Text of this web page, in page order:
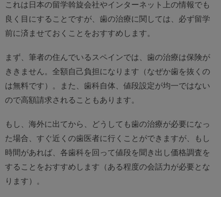
これは日本の留学斡旋会社やインターネット上の情報でも
良く目にすることですが、歯の治療に関しては、必ず留学
前に済ませておくことをおすすめします。
まず、筆者の住んでいるスペインでは、歯の治療は保険が
ききません。全額自己負担になります（なぜか歯を抜くの
は無料です）。また、歯科自体、値段設定が均一ではない
ので高額請求されることもあります。
もし、海外に出てから、どうしても歯の治療が必要になっ
た場合、すぐ近くの歯医者に行くことができますが、もし
時間があれば、各歯科を回って値段を聞き出し価格調査を
することをおすすめします（ある程度の会話力が必要とな
ります）。